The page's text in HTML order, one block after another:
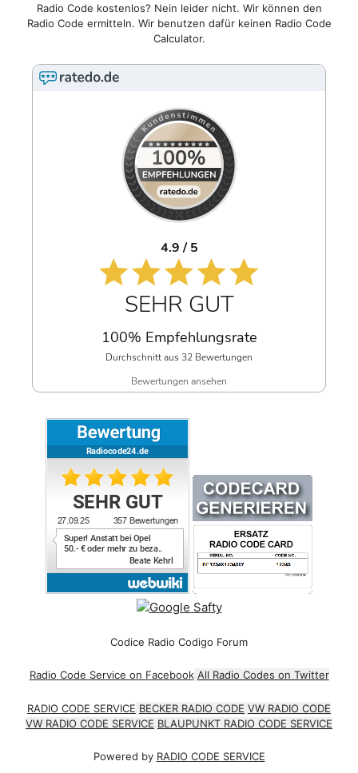
Radio Code kostenlos? Nein leider nicht. Wir können den
Radio Code ermitteln. Wir benutzen dafür keinen Radio Code
Calculator.
4.9 / 5
SEHR GUT
100% Empfehlungsrate
Durchschnitt aus 32 Bewertungen
Bewertungen ansehen
Codice Radio Codigo Forum
Radio Code Service on Facebook All Radio Codes on Twitter
RADIO CODE SERVICE BECKER RADIO CODE VW RADIO CODE
VW RADIO CODE SERVICE BLAUPUNKT RADIO CODE SERVICE
Powered by RADIO CODE SERVICE